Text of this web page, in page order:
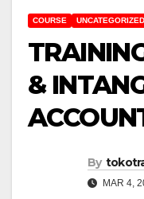
COURSE UNCATEGORIZED
&
By
MAR 4,